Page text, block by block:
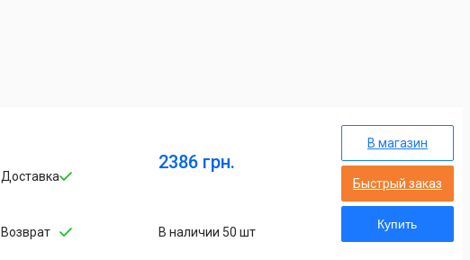
Доставка
Возврат
2386 грн.
В наличии 50 шт
В магазин
Быстрый заказ
Купить